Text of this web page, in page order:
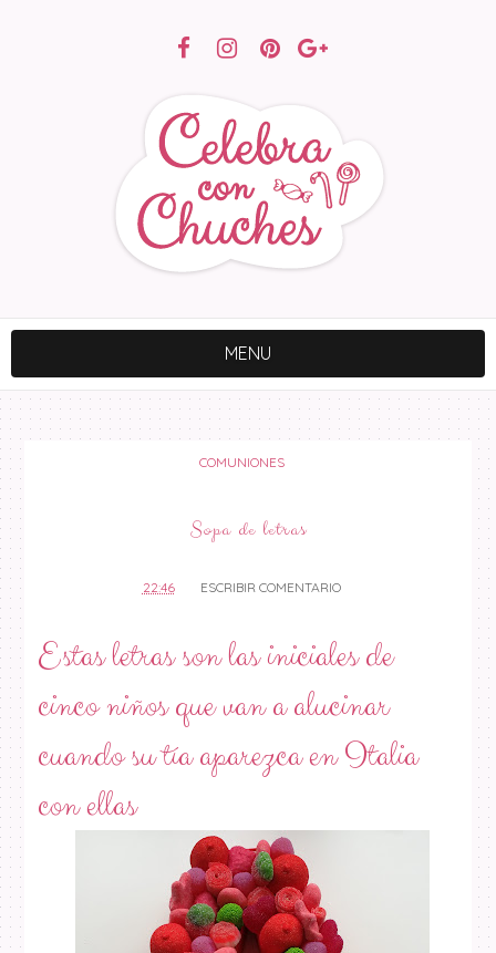
MENU
COMUNIONES
Sopa de letras
22:46 ESCRIBIR COMENTARIO
Estas letras son las iniciales de
cinco niños que van a alucinar
cuando su tía aparezca en Italia
con ellas